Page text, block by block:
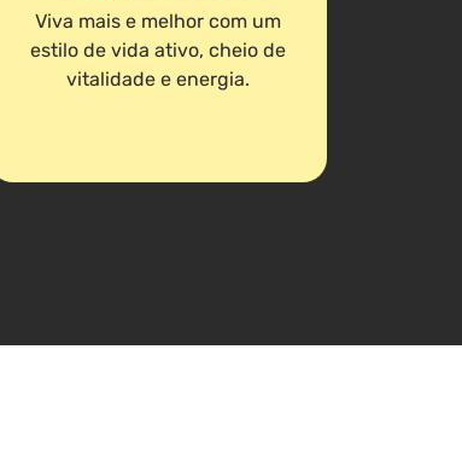
Viva mais e melhor com um
estilo de vida ativo, cheio de
vitalidade e energia.